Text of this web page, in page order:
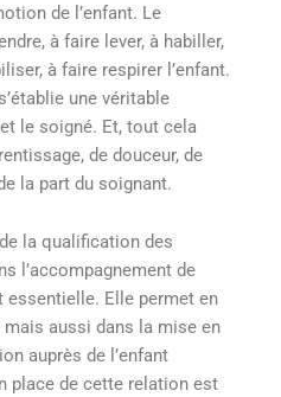
de l’enfant. Le
à faire lever, à habiller,
à faire respirer l’enfant.
une véritable
le soigné. Et, tout cela
de douceur, de
la part du soignant.
la qualification des
l’accompagnement de
essentielle. Elle permet en
mais aussi dans la mise en
auprès de l’enfant
place de cette relation est